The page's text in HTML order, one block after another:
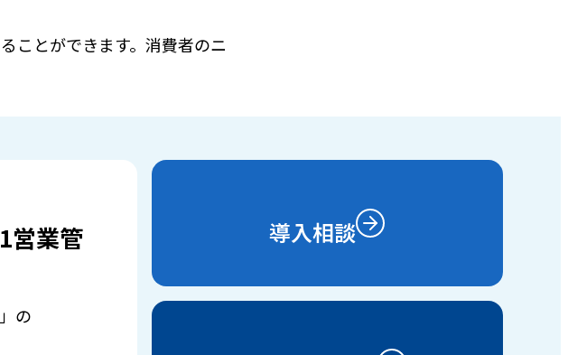
ことができます。消費者のニ
営業管
の
導入相談